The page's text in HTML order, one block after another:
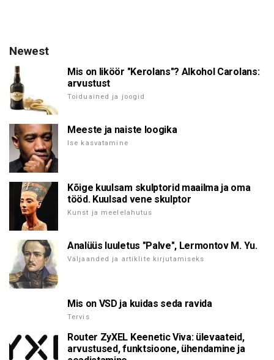
Newest
Mis on liköör "Kerolans"? Alkohol Carolans:
arvustust
Toiduained ja joogid
Meeste ja naiste loogika
Ise kasvatamine
Kõige kuulsam skulptorid maailma ja oma
tööd. Kuulsad vene skulptor
Kunst ja meelelahutus
Analüüs luuletus "Palve", Lermontov M. Yu.
Väljaanded ja artiklite kirjutamiseks
Mis on VSD ja kuidas seda ravida
Tervis
Router ZyXEL Keenetic Viva: ülevaateid,
arvustused, funktsioone, ühendamine ja